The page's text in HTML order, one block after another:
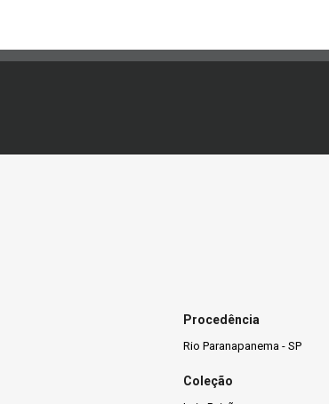
Procedência
Rio Paranapanema - SP
Coleção